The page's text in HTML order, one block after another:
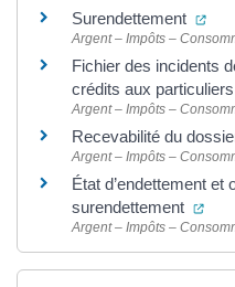
Surendettement
Argent – Impôts –
Fichier des incidents
crédits aux
Argent – Impôts –
Recevabilité du
Argent – Impôts –
État d’endettement et
surendettement
Argent – Impôts –